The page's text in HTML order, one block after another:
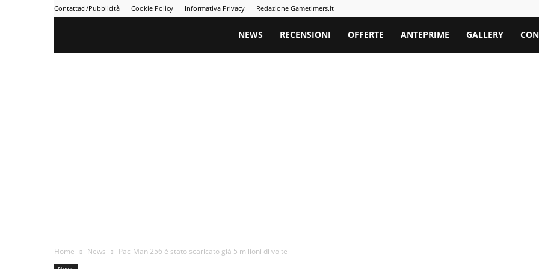
Contattaci/Pubblicità Cookie Policy Informativa Privacy Redazione Gametimers.it
Gametimers
NEWS RECENSIONI OFFERTE ANTEPRIME GALLERY
Home News Pac-Man 256 è stato scaricato già 5 milioni di volte